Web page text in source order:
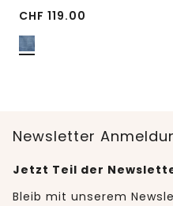
CHF 119.00
Newsletter
Jetzt Teil der
Bleib mit unserem